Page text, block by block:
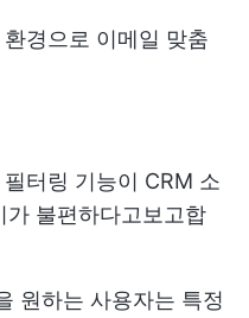
경으로 이메일 맞춤
터링 기능이 CRM 소
가 불편하다고보고합
원하는 사용자는 특정